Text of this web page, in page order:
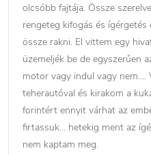
olcsóbb fajtája. Össze
rengeteg kifogás és
össze rakni. El vittem egy
üzemeljék be de egyszerűen
motor vagy indul vagy nem….
teherautóval és kirakom a
forintért ennyit várhat az
firtassuk… hetekig ment az
nem kaptam meg.